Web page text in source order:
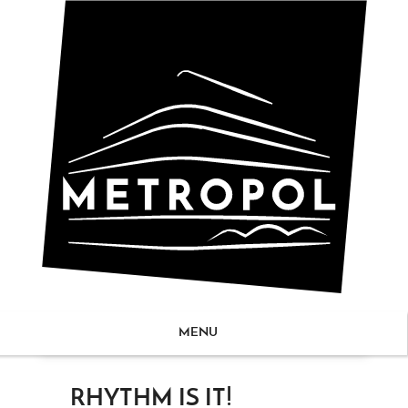
MENU
RHYTHM IS IT!